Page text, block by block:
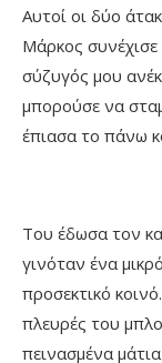
Αυτοί οι δύο
Μάρκος
σύζυγός μου
μπορούσε να
έπιασα το πάνω
Του έδωσα τον
γινόταν ένα
προσεκτικό
πλευρές του
πεινασμένα